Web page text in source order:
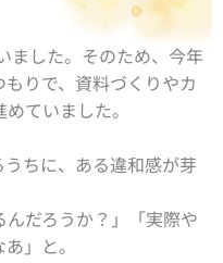
ました。そのため、今年
りで、資料づくりやカ
ていました。
ちに、ある違和感が芽
んだろうか？」「実際や
」と。